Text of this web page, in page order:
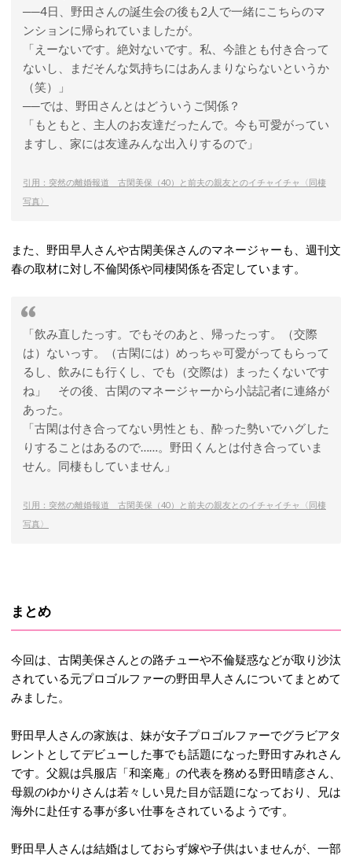
──4日、野田さんの誕生会の後も2人で一緒にこちらのマ
ンションに帰られていましたが。
「えーないです。絶対ないです。私、今誰とも付き合って
ないし、まだそんな気持ちにはあんまりならないというか
（笑）」
──では、野田さんとはどういうご関係？
「もともと、主人のお友達だったんで。今も可愛がってい
ますし、家には友達みんな出入りするので」
引用：突然の離婚報道 古閑美保（40）と前夫の親友とのイチャイチャ〈同棲
写真〉
また、野田早人さんや古閑美保さんのマネージャーも、週刊文
春の取材に対し不倫関係や同棲関係を否定しています。
「飲み直したっす。でもそのあと、帰ったっす。（交際
は）ないっす。（古閑には）めっちゃ可愛がってもらって
るし、飲みにも行くし、でも（交際は）まったくないです
ね」 その後、古閑のマネージャーから小誌記者に連絡が
あった。
「古閑は付き合ってない男性とも、酔った勢いでハグした
りすることはあるので……。野田くんとは付き合っていま
せん。同棲もしていません」
引用：突然の離婚報道 古閑美保（40）と前夫の親友とのイチャイチャ〈同棲
写真〉
まとめ
今回は、古閑美保さんとの路チューや不倫疑惑などが取り沙汰
されている元プロゴルファーの野田早人さんについてまとめて
みました。
野田早人さんの家族は、妹が女子プロゴルファーでグラビアタ
レントとしてデビューした事でも話題になった野田すみれさん
です。父親は呉服店「和楽庵」の代表を務める野田晴彦さん、
母親のゆかりさんは若々しい見た目が話題になっており、兄は
海外に赴任する事が多い仕事をされているようです。
野田早人さんは結婚はしておらず嫁や子供はいませんが、一部